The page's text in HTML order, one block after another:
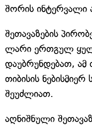
შორის ინტერვალი
შეთავაზების
ლარი ერთგულ
დაუბრუნდებათ, ამ
თიბისის
შეუძლიათ.
აღნიშნული